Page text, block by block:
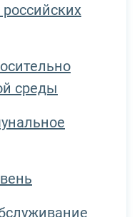
среды